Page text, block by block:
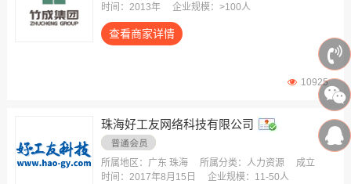
时间：2013年
企业规模：>100人
查看商家详情
10925
珠海好工友网络科技有限公司
所属地区：广东 珠海 所属分类：人力资源
成立
时间：2017年8月15日
企业规模：11-50人